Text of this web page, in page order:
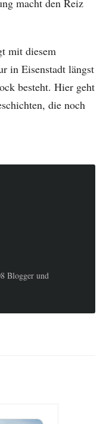
macht den Reiz
mit diesem
in Eisenstadt längst
besteht. Hier geht
die noch
Blogger und